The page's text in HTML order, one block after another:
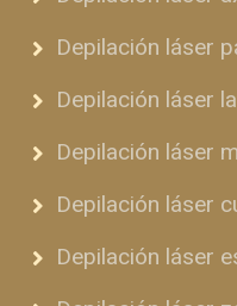
Depilación láser
Depilación láser
Depilación láser
Depilación láser
Depilación láser